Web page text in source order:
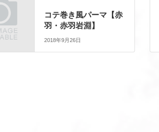
コテ巻き風パーマ【赤
羽・赤羽岩淵】
2018年9月26日